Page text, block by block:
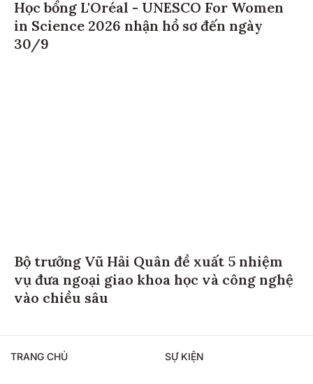
Học bổng L'Oréal - UNESCO For Women
in Science 2026 nhận hồ sơ đến ngày
30/9
Bộ trưởng Vũ Hải Quân đề xuất 5 nhiệm
vụ đưa ngoại giao khoa học và công nghệ
vào chiều sâu
TRANG CHỦ SỰ KIỆN